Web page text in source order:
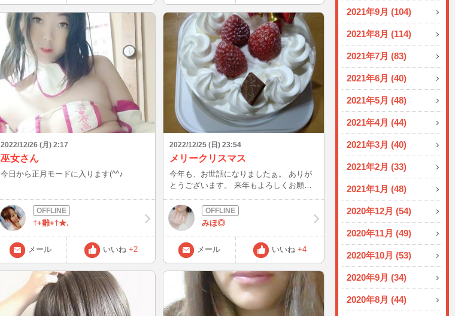
2021年9月 (104)
2021年8月 (114)
2021年7月 (83)
2021年6月 (40)
2021年5月 (48)
2021年4月 (44)
2021年3月 (40)
2021年2月 (33)
2021年1月 (48)
2020年12月 (54)
2020年11月 (49)
2020年10月 (53)
2020年9月 (34)
2020年8月 (44)
写真だと鈴しか分からないんですがw
2022/12/26 (月) 2:17
巫女さん
今日から正月モードに入ります(^^♪
†+雛+†★.
メール いいね +2
2022/12/25 (日) 23:54
メリークリスマス
今年も、お世話になりましたぁ。 ありが
とうございます。 来年もよろしくお願い
みほ◎
メール いいね +4